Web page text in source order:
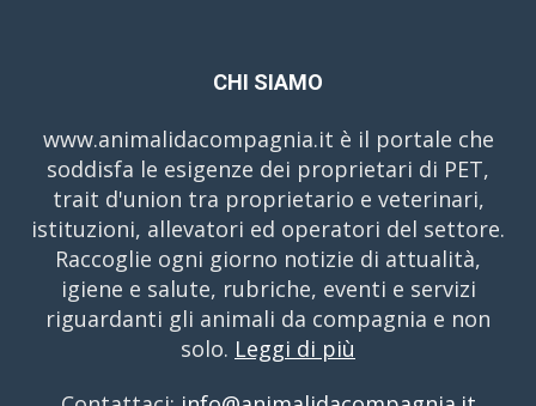
CHI SIAMO
www.animalidacompagnia.it è il portale che
soddisfa le esigenze dei proprietari di PET,
trait d'union tra proprietario e veterinari,
istituzioni, allevatori ed operatori del settore.
Raccoglie ogni giorno notizie di attualità,
igiene e salute, rubriche, eventi e servizi
riguardanti gli animali da compagnia e non
solo. Leggi di più